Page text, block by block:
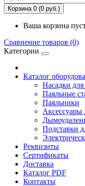
Корзина 0 (0 руб.)
Ваша корзина
Сравнение товаров (0)
Категории
Каталог
Насадки для
Паяльные
Паяльники
Аксессуары
Подставки
Реквизиты
Сертификаты
Доставка
Каталог PDF
Контакты